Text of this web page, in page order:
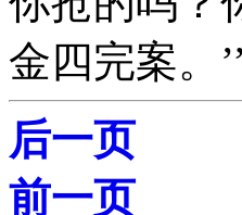
金四完案。
后一页
前一页